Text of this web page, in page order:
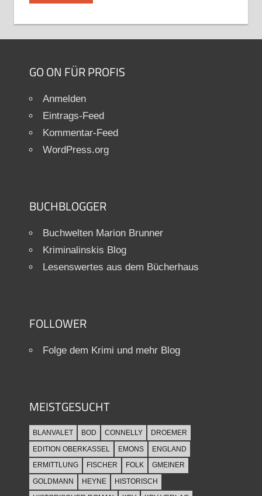
GO ON FÜR PROFIS
Anmelden
Eintrags-Feed
Kommentar-Feed
WordPress.org
BUCHBLOGGER
Buchwelten Marion Brunner
Kriminalinskis Blog
Lesenswertes aus dem Bücherhaus
FOLLOWER
Folge dem Krimi und mehr Blog
MEISTGESUCHT
BLANVALET BOD CONNELLY
DROEMER
EDITION OBERKASSEL
EMONS
ENGLAND
ERMITTLUNG
FISCHER FOLK
GMEINER
GOLDMANN
HEYNE
HISTORISCH